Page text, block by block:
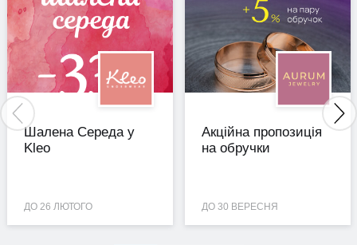
Шалена Середа у
Kleo
ДО 26 ЛЮТОГО
Акційна пропозиція
на обручки
ДО 30 ВЕРЕСНЯ